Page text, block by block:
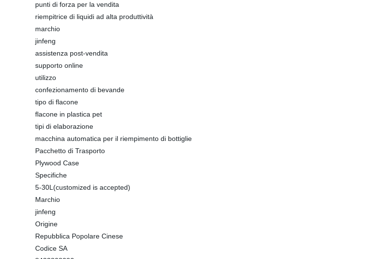
punti di forza per la vendita
riempitrice di liquidi ad alta produttività
marchio
jinfeng
assistenza post-vendita
supporto online
utilizzo
confezionamento di bevande
tipo di flacone
flacone in plastica pet
tipi di elaborazione
macchina automatica per il riempimento di bottiglie
Pacchetto di Trasporto
Plywood Case
Specifiche
5-30L(customized is accepted)
Marchio
jinfeng
Origine
Repubblica Popolare Cinese
Codice SA